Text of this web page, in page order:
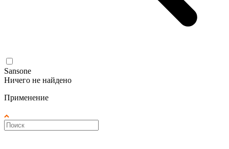
Sansone
Ничего не найдено
Применение